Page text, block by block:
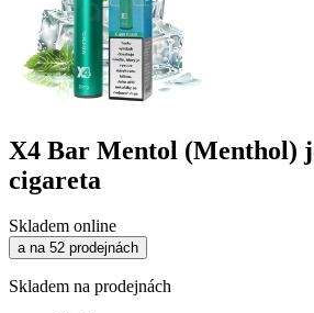
X4 Bar Mentol (Menthol)
cigareta
Skladem online
a na 52 prodejnách
Skladem na prodejnách